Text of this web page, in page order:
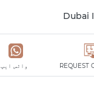
Dubai
REQUEST واٹس ایپ